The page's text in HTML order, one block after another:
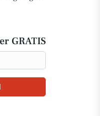
GRATIS